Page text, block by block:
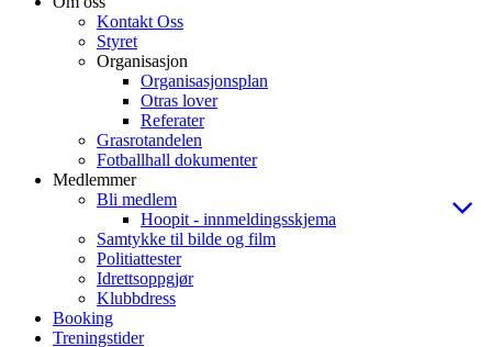
Kontakt Oss
Styret
Organisasjon
Organisasjonsplan
Otras lover
Referater
Grasrotandelen
Fotballhall dokumenter
Medlemmer
Bli medlem
Hoopit - innmeldingsskjema
Samtykke til bilde og film
Politiattester
Idrettsoppgjør
Klubbdress
Booking
Treningstider